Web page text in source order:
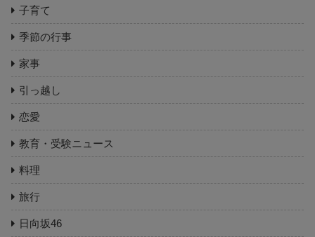
子育て
季節の行事
家事
引っ越し
恋愛
教育・受験ニュース
料理
旅行
日向坂46